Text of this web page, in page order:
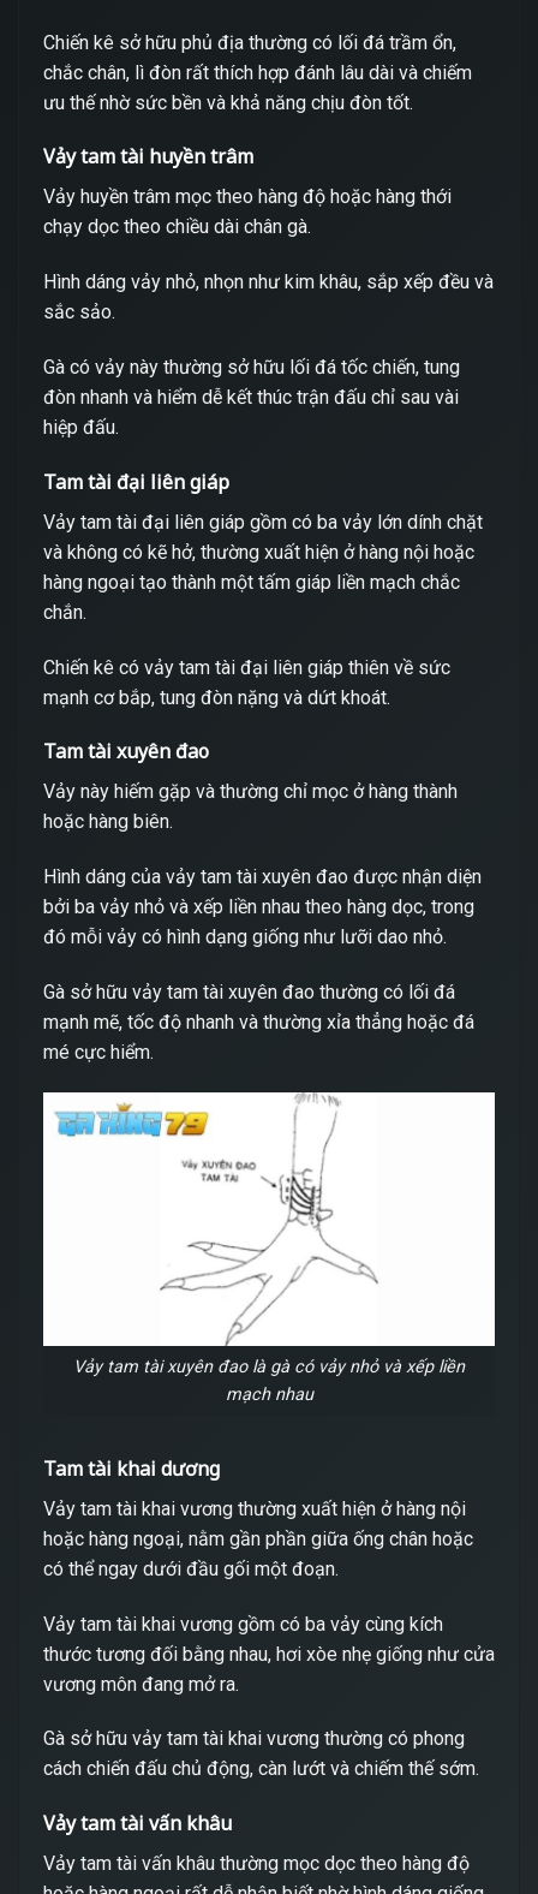
Chiến kê sở hữu phủ địa thường có lối đá trầm ổn,
chắc chân, lì đòn rất thích hợp đánh lâu dài và chiếm
ưu thế nhờ sức bền và khả năng chịu đòn tốt.
Vảy tam tài huyền trâm
Vảy huyền trâm mọc theo hàng độ hoặc hàng thới
chạy dọc theo chiều dài chân gà.
Hình dáng vảy nhỏ, nhọn như kim khâu, sắp xếp đều và
sắc sảo.
Gà có vảy này thường sở hữu lối đá tốc chiến, tung
đòn nhanh và hiểm dễ kết thúc trận đấu chỉ sau vài
hiệp đấu.
Tam tài đại liên giáp
Vảy tam tài đại liên giáp gồm có ba vảy lớn dính chặt
và không có kẽ hở, thường xuất hiện ở hàng nội hoặc
hàng ngoại tạo thành một tấm giáp liền mạch chắc
chắn.
Chiến kê có vảy tam tài đại liên giáp thiên về sức
mạnh cơ bắp, tung đòn nặng và dứt khoát.
Tam tài xuyên đao
Vảy này hiếm gặp và thường chỉ mọc ở hàng thành
hoặc hàng biên.
Hình dáng của vảy tam tài xuyên đao được nhận diện
bởi ba vảy nhỏ và xếp liền nhau theo hàng dọc, trong
đó mỗi vảy có hình dạng giống như lưỡi dao nhỏ.
Gà sở hữu vảy tam tài xuyên đao thường có lối đá
mạnh mẽ, tốc độ nhanh và thường xỉa thẳng hoặc đá
mé cực hiểm.
Vảy tam tài xuyên đao là gà có vảy nhỏ và xếp liền
mạch nhau
Tam tài khai dương
Vảy tam tài khai vương thường xuất hiện ở hàng nội
hoặc hàng ngoại, nằm gần phần giữa ống chân hoặc
có thể ngay dưới đầu gối một đoạn.
Vảy tam tài khai vương gồm có ba vảy cùng kích
thước tương đối bằng nhau, hơi xòe nhẹ giống như cửa
vương môn đang mở ra.
Gà sở hữu vảy tam tài khai vương thường có phong
cách chiến đấu chủ động, càn lướt và chiếm thế sớm.
Vảy tam tài vấn khâu
Vảy tam tài vấn khâu thường mọc dọc theo hàng độ